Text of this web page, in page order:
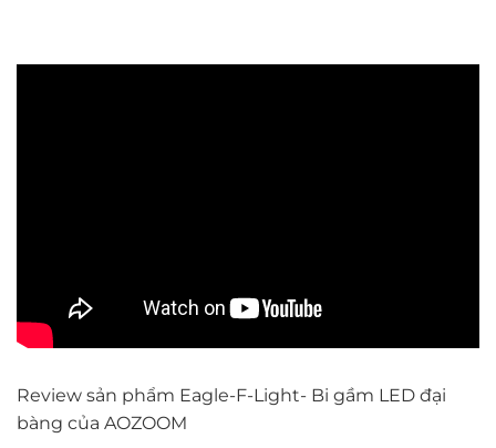
Review sản phẩm Eagle-F-Light- Bi gầm LED đại
bàng của AOZOOM